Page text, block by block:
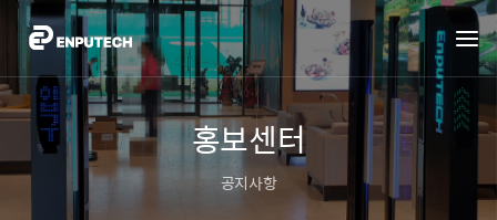
홍보센터
공지사항